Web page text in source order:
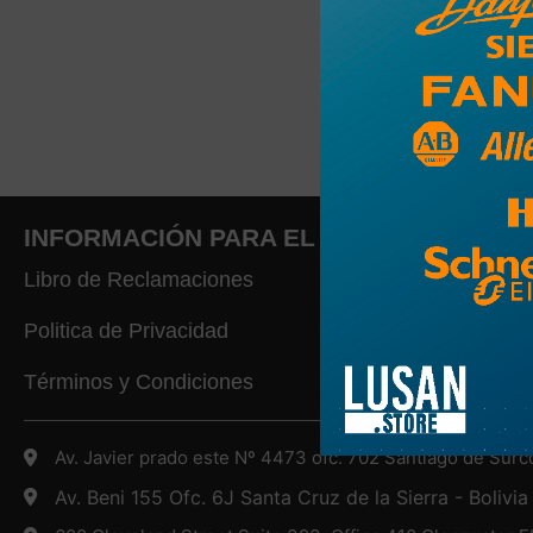
INFORMACIÓN PARA EL CLIENTE
Libro de Reclamaciones
Politica de Privacidad
Términos y Condiciones
Av. Javier prado este Nº 4473 ofc. 702 Santiago de
Av. Beni 155 Ofc. 6J Santa Cruz de la Sierra - Bolivia